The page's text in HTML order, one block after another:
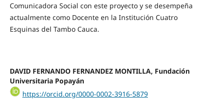
Comunicadora Social con este proyecto y se desempeña
actualmente como Docente en la Institución Cuatro
Esquinas del Tambo Cauca.
DAVID FERNANDO FERNANDEZ MONTILLA, Fundación
Universitaria Popayán
https://orcid.org/0000-0002-3916-5879